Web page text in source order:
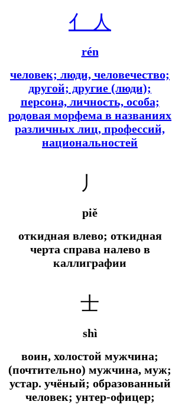
亻 人
rén
человек; люди, человечество;
другой; другие (люди);
персона, личность, особа;
родовая морфема в названиях
различных лиц, профессий,
национальностей
丿
piě
откидная влево; откидная
черта справа налево в
каллиграфии
士
shì
воин, холостой мужчина;
(почтительно) мужчина, муж;
устар. учёный; образованный
человек; унтер-офицер;